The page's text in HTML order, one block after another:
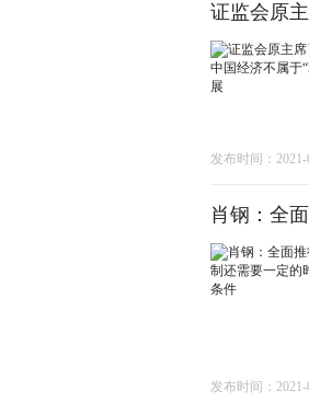
证监会原
发布时间：2021-
肖钢：全
发布时间：2021-